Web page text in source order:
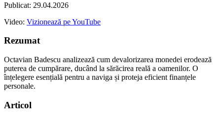
Publicat: 29.04.2026
Video: Vizionează pe YouTube
Rezumat
Octavian Badescu analizează cum devalorizarea monedei erodează
puterea de cumpărare, ducând la sărăcirea reală a oamenilor. O
înțelegere esențială pentru a naviga și proteja eficient finanțele
personale.
Articol